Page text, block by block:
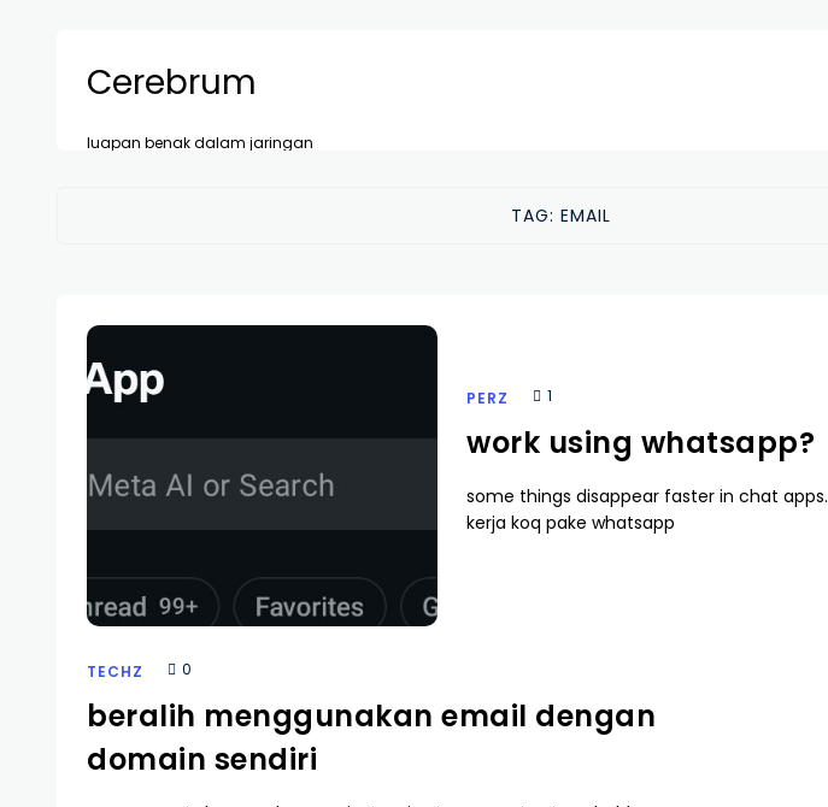
Cerebrum
luapan benak dalam jaringan
TAG:EMAIL
PERZ 1
work using whatsapp?
some things disappear faster in chat apps.
kerja koq pake whatsapp
TECHZ 0
beralih menggunakan email dengan
domain sendiri